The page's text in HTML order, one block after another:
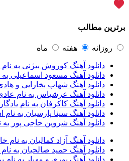
آرتان گادلی
آرتين شاهوران1
آرتین1
آرتین بهادری12
آرتین سلیمانی1
آردا1
آرسام 1
آرسام سالار1
آرسین 2
آرش AP و مسیح
29
آرش آج1
برترین مطالب
روزانه هفته ماه
دانلود آهنگ کوروش بیژنی به
دانلود آهنگ مسعود اسماعیلی
دانلود آهنگ شهاب بخارایی و
دانلود آهنگ عرشیاس به نام
دانلود آهنگ کاکرفان به نام
دانلود آهنگ سینا پارسیان به نام
دانلود آهنگ شروین حاجی پور به
دانلود آهنگ آزاد کمالیان به
دانلود آهنگ حمید صالحیان به نام
دانلود آهنگ پوری و مهیار به نام